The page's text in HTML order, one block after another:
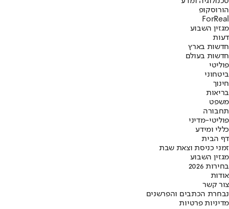
הורוסקופ
ForReal
מגזין השבוע
דעות
חדשות בארץ
חדשות בעולם
פוליטי
ביטחוני
חינוך
בריאות
משפט
תחבורה
פוליטי-מדיני
כללי ומידע
דף הבית
זמני כניסת וצאת שבת
מגזין השבוע
בחירות 2026
אודות
צור קשר
נבחרת הכתבים והפרשנים
מדיניות פרטיות